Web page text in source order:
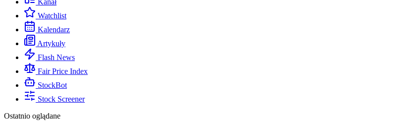
Kanał
Watchlist
Kalendarz
Artykuły
Flash News
Fair Price Index
StockBot
Stock Screener
Ostatnio oglądane